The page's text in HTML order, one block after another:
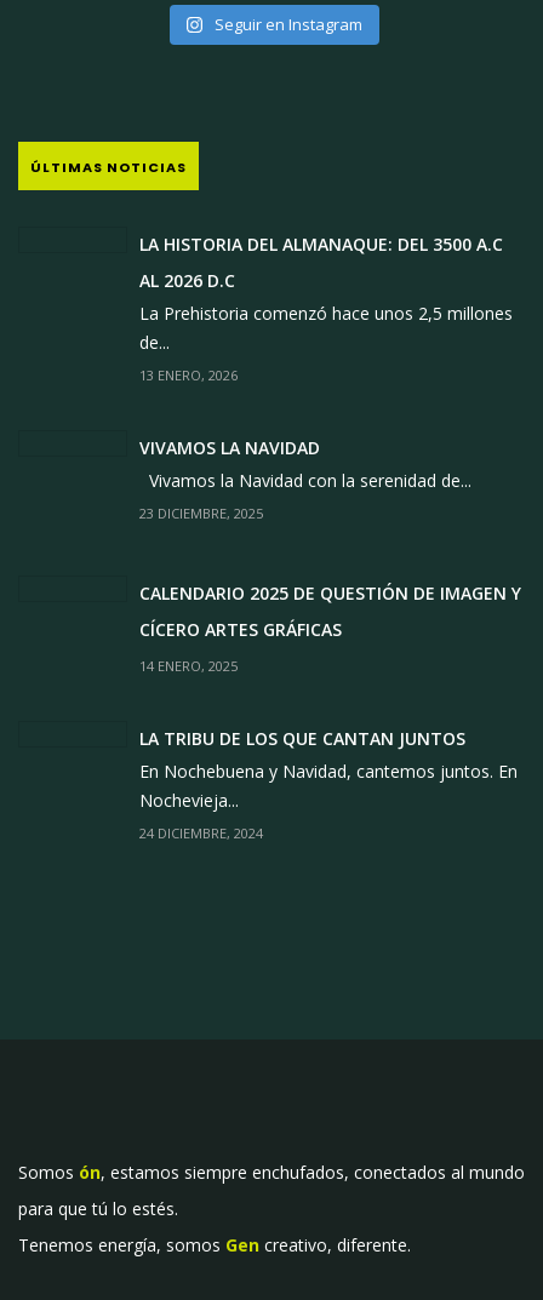
Seguir en Instagram
ÚLTIMAS NOTICIAS
LA HISTORIA DEL ALMANAQUE: DEL 3500 A.C
AL 2026 D.C
La Prehistoria comenzó hace unos 2,5 millones
de...
13 ENERO, 2026
VIVAMOS LA NAVIDAD
Vivamos la Navidad con la serenidad de...
23 DICIEMBRE, 2025
CALENDARIO 2025 DE QUESTIÓN DE IMAGEN Y
CÍCERO ARTES GRÁFICAS
14 ENERO, 2025
LA TRIBU DE LOS QUE CANTAN JUNTOS
En Nochebuena y Navidad, cantemos juntos. En
Nochevieja...
24 DICIEMBRE, 2024
Somos ón, estamos siempre enchufados, conectados al mundo
para que tú lo estés.
Tenemos energía, somos Gen creativo, diferente.